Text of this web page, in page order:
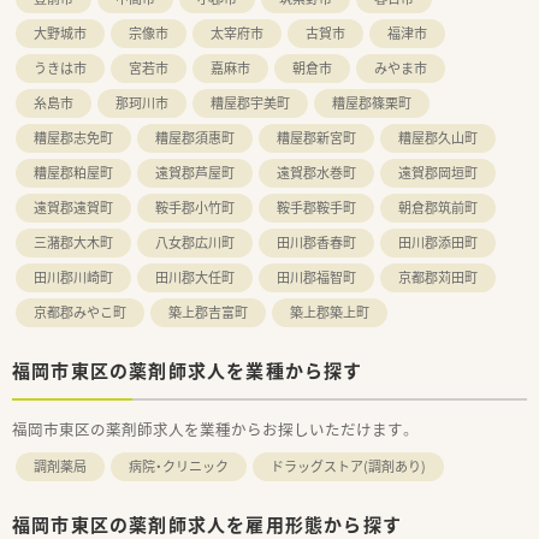
大野城市
宗像市 太宰府市 古賀市
福津市
うきは市
宮若市 嘉麻市 朝倉市
みやま市
糸島市
那珂川市 糟屋郡宇美町
糟屋郡篠栗町
糟屋郡志免町
糟屋郡須惠町 糟屋郡新宮町
糟屋郡久山町
糟屋郡粕屋町
遠賀郡芦屋町 遠賀郡水巻町
遠賀郡岡垣町
遠賀郡遠賀町
鞍手郡小竹町 鞍手郡鞍手町
朝倉郡筑前町
三潴郡大木町
八女郡広川町 田川郡香春町
田川郡添田町
田川郡川崎町
田川郡大任町 田川郡福智町
京都郡苅田町
京都郡みやこ町
築上郡吉富町 築上郡築上町
福岡市東区の薬剤師求人を業種から探す
福岡市東区の薬剤師求人を業種からお探しいただけます。
調剤薬局 病院・クリニック ドラッグストア(調剤あり)
福岡市東区の薬剤師求人を雇用形態から探す